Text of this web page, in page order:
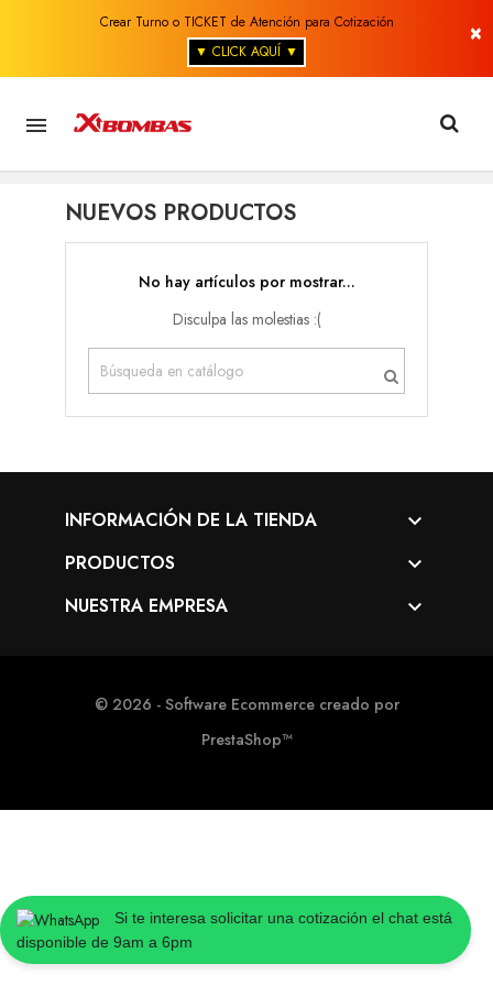
×
Crear Turno o TICKET de Atención para Cotización
▼ CLICK AQUÍ ▼

Si te interesa solicitar una cotización el chat está
disponible de 9am a 6pm
NUEVOS PRODUCTOS
No hay artículos por mostrar...
Disculpa las molestias :(
INFORMACIÓN DE LA TIENDA 
PRODUCTOS 
NUESTRA EMPRESA 
© 2026 - Software Ecommerce creado por
PrestaShop™